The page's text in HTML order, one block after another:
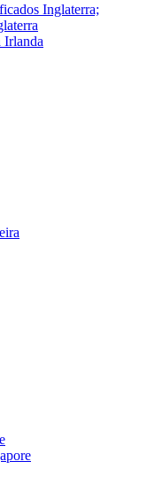
Inglaterra;
Irlanda